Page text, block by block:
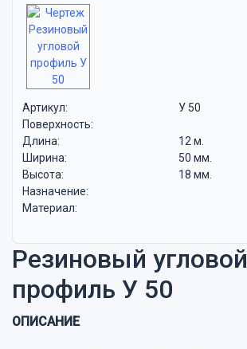
Артикул:
У 50
Поверхность:
Длина:
12 м.
Ширина:
50 мм.
Высота:
18 мм.
Назначение:
Материал:
Резиновый угловой
профиль У 50
ОПИСАНИЕ